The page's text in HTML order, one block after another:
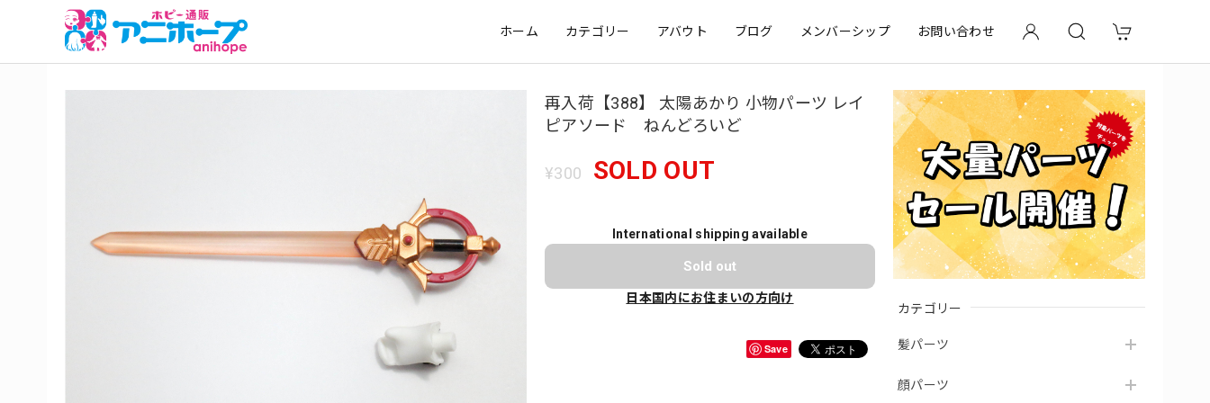
ホーム カテゴリー アバウト ブログ メンバーシップ お問い合わせ
カテゴリー
髪パーツ
顔パーツ
再入荷【388】 太陽あかり 小物パーツ レイ
ピアソード ねんどろいど
¥300 SOLD OUT
International shipping available
Sold out
日本国内にお住まいの方向け
Save